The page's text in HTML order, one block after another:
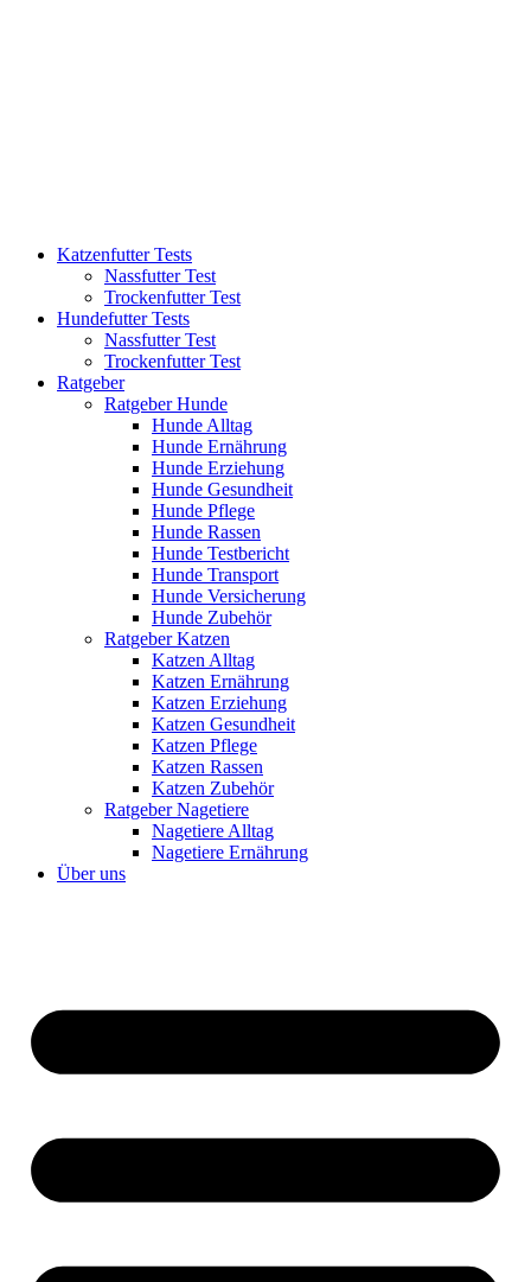
Katzenfutter Tests
Nassfutter Test
Trockenfutter Test
Hundefutter Tests
Nassfutter Test
Trockenfutter Test
Ratgeber
Ratgeber Hunde
Hunde Alltag
Hunde Ernährung
Hunde Erziehung
Hunde Gesundheit
Hunde Pflege
Hunde Rassen
Hunde Testbericht
Hunde Transport
Hunde Versicherung
Hunde Zubehör
Ratgeber Katzen
Katzen Alltag
Katzen Ernährung
Katzen Erziehung
Katzen Gesundheit
Katzen Pflege
Katzen Rassen
Katzen Zubehör
Ratgeber Nagetiere
Nagetiere Alltag
Nagetiere Ernährung
Über uns